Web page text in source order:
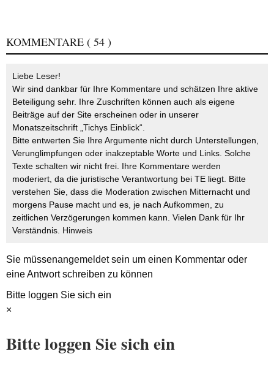
KOMMENTARE ( 54 )
Liebe Leser!
Wir sind dankbar für Ihre Kommentare und schätzen Ihre aktive
Beteiligung sehr. Ihre Zuschriften können auch als eigene
Beiträge auf der Site erscheinen oder in unserer
Monatszeitschrift „Tichys Einblick“.
Bitte entwerten Sie Ihre Argumente nicht durch Unterstellungen,
Verunglimpfungen oder inakzeptable Worte und Links. Solche
Texte schalten wir nicht frei. Ihre Kommentare werden
moderiert, da die juristische Verantwortung bei TE liegt. Bitte
verstehen Sie, dass die Moderation zwischen Mitternacht und
morgens Pause macht und es, je nach Aufkommen, zu
zeitlichen Verzögerungen kommen kann. Vielen Dank für Ihr
Verständnis. Hinweis
Sie müssenangemeldetsein um einen Kommentar oder
eine Antwort schreiben zu können
Bitte loggen Sie sich ein
×
Bitte loggen Sie sich ein